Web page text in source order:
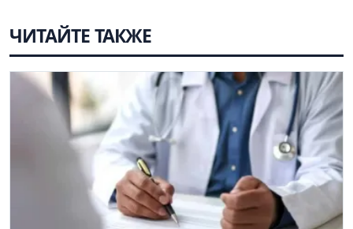
ЧИТАЙТЕ ТАКЖЕ